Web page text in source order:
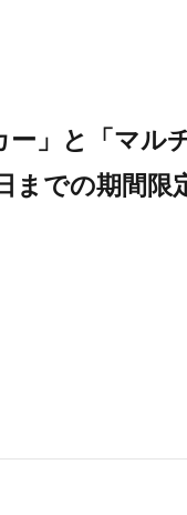
」と「マル
までの期間限